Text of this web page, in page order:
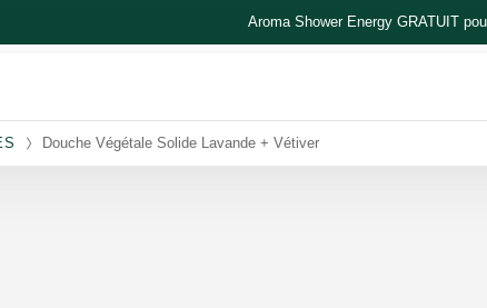
Aroma Shower Energy GRATUIT
Douche Végétale Solide Lavande + Vétiver